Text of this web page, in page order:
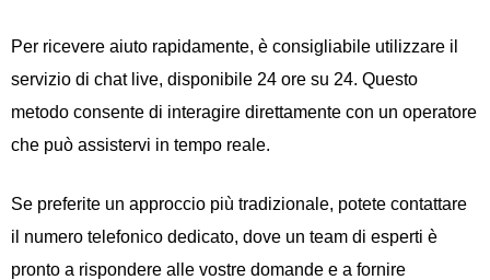
Per ricevere aiuto rapidamente, è consigliabile utilizzare il
servizio di chat live, disponibile 24 ore su 24. Questo
metodo consente di interagire direttamente con un operatore
che può assistervi in tempo reale.
Se preferite un approccio più tradizionale, potete contattare
il numero telefonico dedicato, dove un team di esperti è
pronto a rispondere alle vostre domande e a fornire